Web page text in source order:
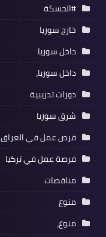
#الحسكة
خارج سوريا
داخل سوريا
داخل سوريا،
دورات تدريبية
شرق سوريا
فرص عمل في العراق
فرصة عمل في تركيا
مناقصات
منوع
منوع،